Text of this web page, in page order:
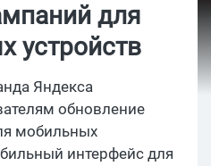
для
устройств
Яндекса
обновление
мобильных
интерфейс для